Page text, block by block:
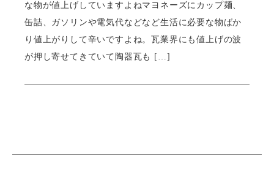
な物が値上げしていますよねマヨネーズにカップ麺、
缶詰、ガソリンや電気代などなど生活に必要な物ばか
り値上がりして辛いですよね。瓦業界にも値上げの波
が押し寄せてきていて陶器瓦も […]